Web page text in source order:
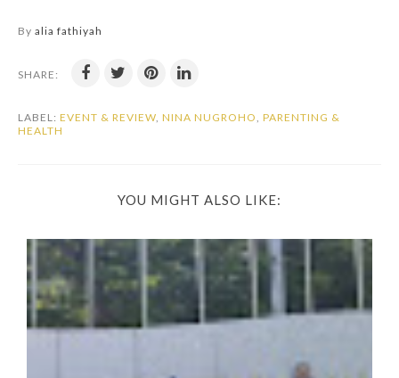
By alia fathiyah
SHARE:
LABEL: EVENT & REVIEW, NINA NUGROHO, PARENTING &
HEALTH
YOU MIGHT ALSO LIKE: